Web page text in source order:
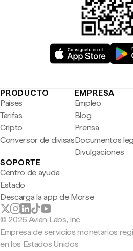
PRODUCTO
Países
Tarifas
Cripto
Conversor de divisas
EMPRESA
Empleo
Blog
Prensa
Documentos
Divulgaciones
SOPORTE
Centro de ayuda
Estado
Descarga la app de Morse
© 2026 Avian Labs, Inc
Empresa de servicios monetarios
en los Estados Unidos